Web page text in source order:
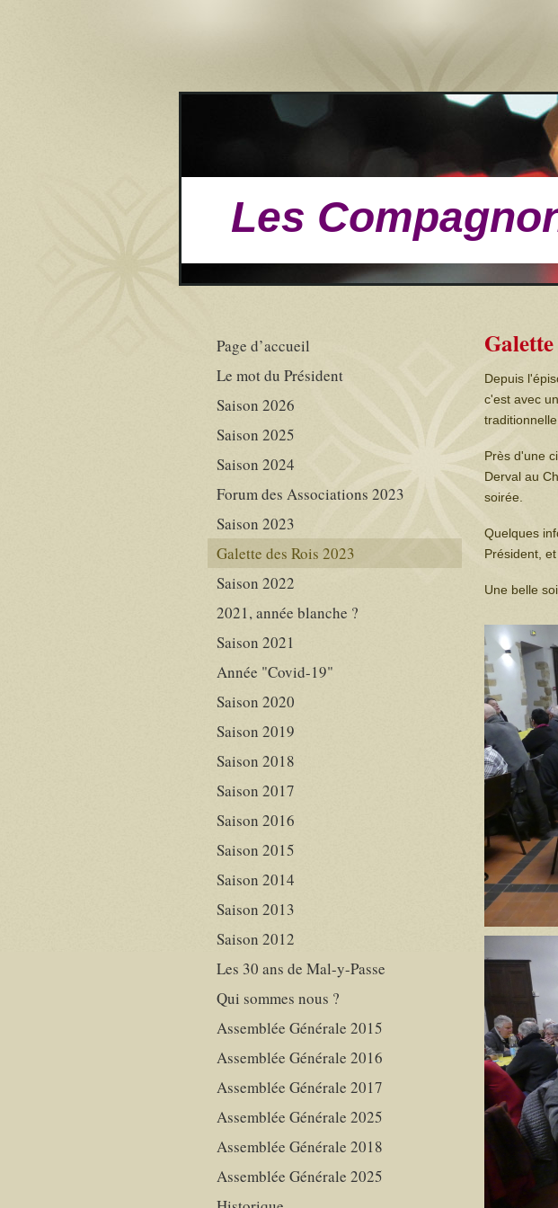
Les
Depuis
c'est avec
Près d'une
Derval au
soirée.
Quelques
Président,
Une belle
Page d’accueil
Le mot du Président
Saison 2026
Saison 2025
Saison 2024
Forum des Associations 2023
Saison 2023
Galette des Rois 2023
Saison 2022
2021, année blanche ?
Saison 2021
Année "Covid-19"
Saison 2020
Saison 2019
Saison 2018
Saison 2017
Saison 2016
Saison 2015
Saison 2014
Saison 2013
Saison 2012
Les 30 ans de Mal-y-Passe
Qui sommes nous ?
Assemblée Générale 2015
Assemblée Générale 2016
Assemblée Générale 2017
Assemblée Générale 2025
Assemblée Générale 2018
Assemblée Générale 2025